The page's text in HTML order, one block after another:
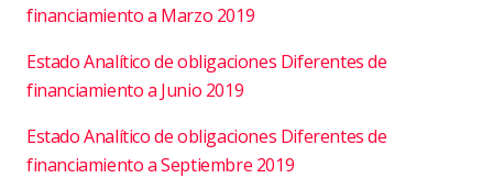
financiamiento a Marzo 2019
Estado Analítico de obligaciones Diferentes de
financiamiento a Junio 2019
Estado Analítico de obligaciones Diferentes de
financiamiento a Septiembre 2019